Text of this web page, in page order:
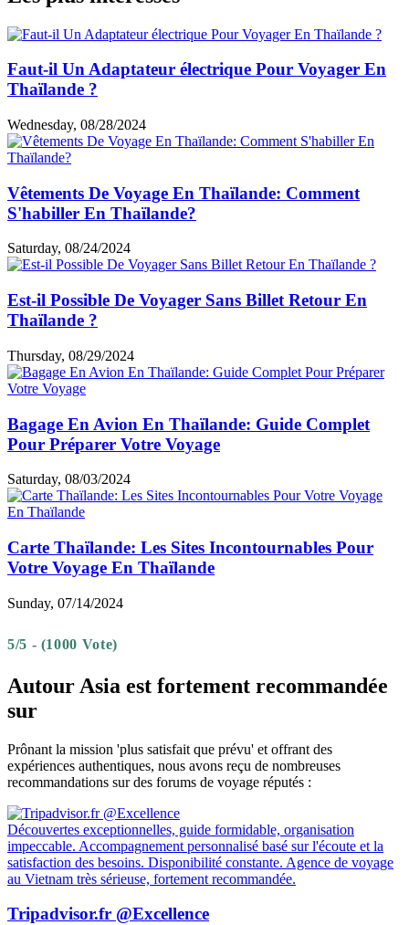
Faut-il Un Adaptateur électrique Pour Voyager En
Thaïlande ?
Wednesday, 08/28/2024
Vêtements De Voyage En Thaïlande: Comment
S'habiller En Thaïlande?
Saturday, 08/24/2024
Est-il Possible De Voyager Sans Billet Retour En
Thaïlande ?
Thursday, 08/29/2024
Bagage En Avion En Thaïlande: Guide Complet
Pour Préparer Votre Voyage
Saturday, 08/03/2024
Carte Thaïlande: Les Sites Incontournables Pour
Votre Voyage En Thaïlande
Sunday, 07/14/2024
5/5 - (1000 Vote)
Autour Asia est fortement recommandée
sur
Prônant la mission 'plus satisfait que prévu' et offrant des
expériences authentiques, nous avons reçu de nombreuses
recommandations sur des forums de voyage réputés :
Découvertes exceptionnelles, guide formidable, organisation
impeccable. Accompagnement personnalisé basé sur l'écoute et la
satisfaction des besoins. Disponibilité constante. Agence de voyage
au Vietnam très sérieuse, fortement recommandée.
Tripadvisor.fr @Excellence